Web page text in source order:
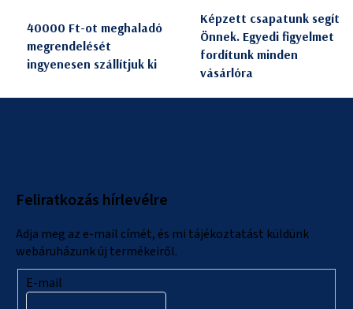
40000 Ft-ot meghaladó
megrendelését
ingyenesen szállítjuk ki
Képzett csapatunk segít
Önnek. Egyedi figyelmet
fordítunk minden
vásárlóra
Feliratkozás hírlevélre
Adja meg az e-mail címét, és mi tájékoztatást küldünk
webáruházunk új termékeiről.
E-mail